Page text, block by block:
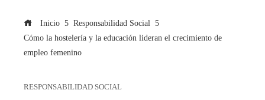
Inicio
Responsabilidad Social
Cómo la hostelería y la educación lideran el crecimiento de
empleo femenino
RESPONSABILIDAD SOCIAL